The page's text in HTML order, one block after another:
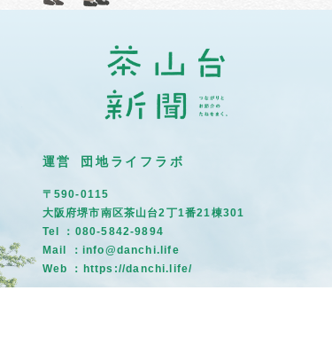
運営 団地ライフラボ
〒590-0115
大阪府堺市南区茶山台2丁1番21棟301
Tel ：080-5842-9894
Mail ：info@danchi.life
Web ： https://danchi.life/